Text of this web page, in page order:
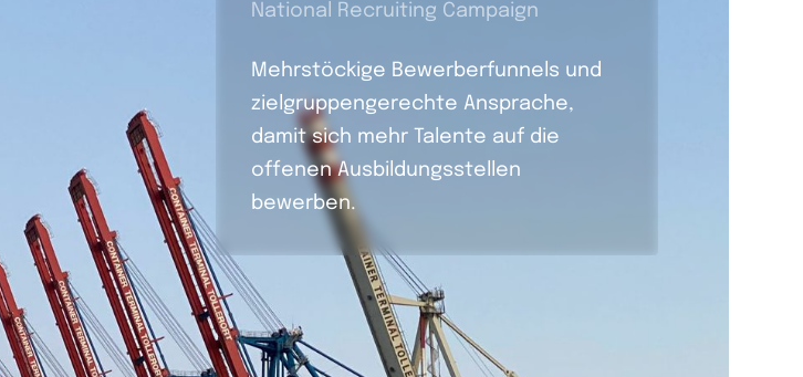
National Recruiting Campaign
Mehrstöckige Bewerberfunnels und
zielgruppengerechte Ansprache,
damit sich mehr Talente auf die
offenen Ausbildungsstellen
bewerben.